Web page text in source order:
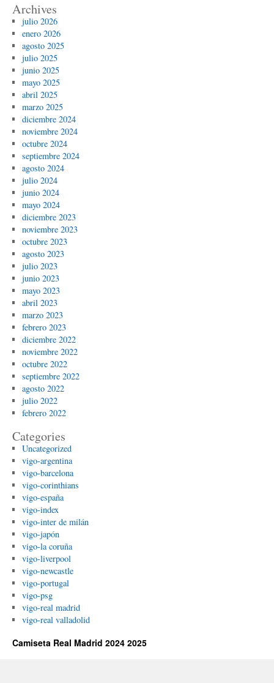
Archives
julio 2026
enero 2026
agosto 2025
julio 2025
junio 2025
mayo 2025
abril 2025
marzo 2025
diciembre 2024
noviembre 2024
octubre 2024
septiembre 2024
agosto 2024
julio 2024
junio 2024
mayo 2024
diciembre 2023
noviembre 2023
octubre 2023
agosto 2023
julio 2023
junio 2023
mayo 2023
abril 2023
marzo 2023
febrero 2023
diciembre 2022
noviembre 2022
octubre 2022
septiembre 2022
agosto 2022
julio 2022
febrero 2022
Categories
Uncategorized
vigo-argentina
vigo-barcelona
vigo-corinthians
vigo-españa
vigo-index
vigo-inter de milán
vigo-japón
vigo-la coruña
vigo-liverpool
vigo-newcastle
vigo-portugal
vigo-psg
vigo-real madrid
vigo-real valladolid
Camiseta Real Madrid 2024 2025